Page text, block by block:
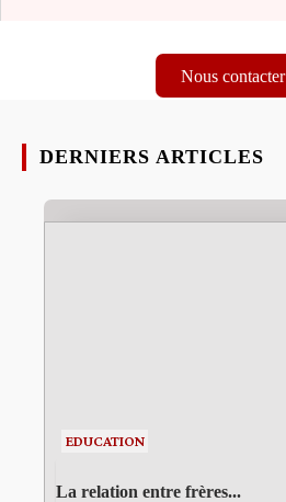
Nous contacter
DERNIERS ARTICLES
EDUCATION
La relation entre frères...